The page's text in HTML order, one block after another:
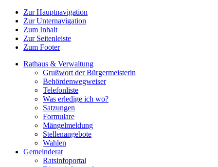
Zur Hauptnavigation
Zur Unternavigation
Zum Inhalt
Zur Seitenleiste
Zum Footer
Rathaus & Verwaltung
Grußwort der Bürgermeisterin
Behördenwegweiser
Telefonliste
Was erledige ich wo?
Satzungen
Formulare
Mängelmeldung
Stellenangebote
Wahlen
Gemeinderat
Ratsinfoportal